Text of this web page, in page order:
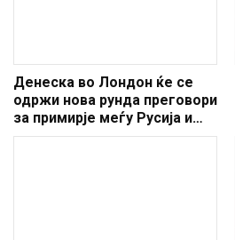
Денеска во Лондон ќе се
одржи нова рунда преговори
за примирје меѓу Русија и
Украина